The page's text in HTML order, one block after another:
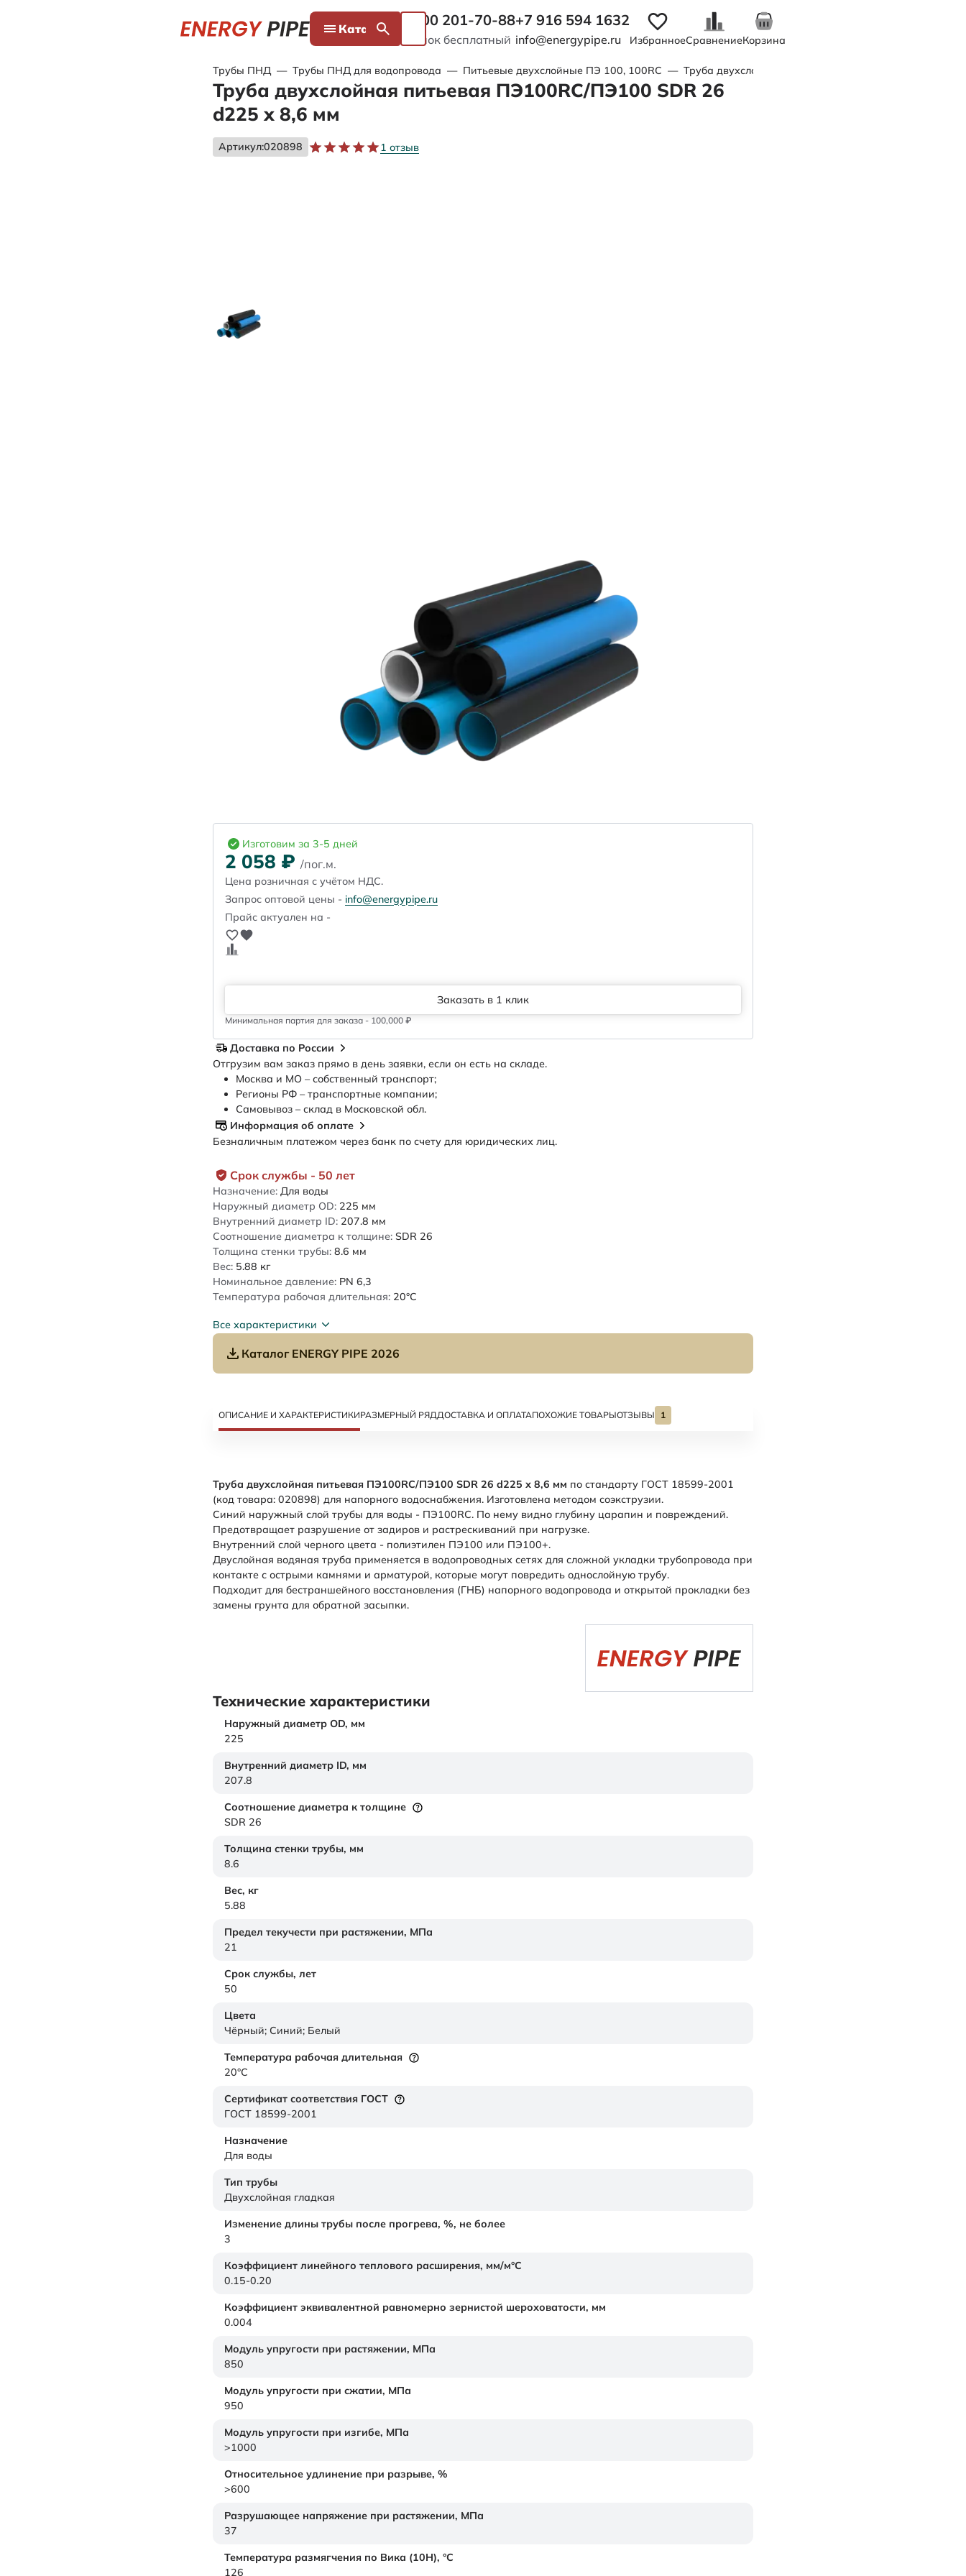
Каталог 8 800 201-70-88
Звонок бесплатный
+7 916 594 1632
info@energypipe.ru ИзбранноеСравнениеКорзина
Трубы ПНД — Трубы ПНД для водопровода — Питьевые двухслойные ПЭ 100, 100RC — Труба двухслойная питьевая ПЭ100RC/ПЭ100 SDR
Труба двухслойная питьевая ПЭ100RC/ПЭ100 SDR 26
d225 х 8,6 мм
Артикул:020898 1 отзыв
Срок службы - 50 лет
Назначение: Для воды
Наружный диаметр OD: 225 мм
Внутренний диаметр ID: 207.8 мм
Соотношение диаметра к толщине: SDR 26
Толщина стенки трубы: 8.6 мм
Вес: 5.88 кг
Номинальное давление: PN 6,3
Температура рабочая длительная: 20°C
Все характеристики
Каталог ENERGY PIPE 2026
Изготовим за 3-5 дней
2 058 ₽ /пог.м.
Цена розничная с учётом НДС.
Запрос оптовой цены - info@energypipe.ru
Прайс актуален на -
Заказать в 1 клик
Минимальная партия для заказа - 100,000 ₽
Доставка по России
Отгрузим вам заказ прямо в день заявки, если он есть на складе.
Москва и МО – собственный транспорт;
Регионы РФ – транспортные компании;
Самовывоз – склад в Московской обл.
Информация об оплате
Безналичным платежом через банк по счету для юридических лиц.
ОПИСАНИЕ И ХАРАКТЕРИСТИКИРАЗМЕРНЫЙ РЯДДОСТАВКА И ОПЛАТАПОХОЖИЕ ТОВАРЫОТЗЫВЫ 1
Труба двухслойная питьевая ПЭ100RC/ПЭ100 SDR 26 d225 х 8,6 мм по стандарту ГОСТ 18599-2001
(код товара: 020898) для напорного водоснабжения. Изготовлена методом соэкструзии.
Синий наружный слой трубы для воды - ПЭ100RC. По нему видно глубину царапин и повреждений.
Предотвращает разрушение от задиров и растрескиваний при нагрузке.
Внутренний слой черного цвета - полиэтилен ПЭ100 или ПЭ100+.
Двуслойная водяная труба применяется в водопроводных сетях для сложной укладки трубопровода при
контакте с острыми камнями и арматурой, которые могут повредить однослойную трубу.
Подходит для бестраншейного восстановления (ГНБ) напорного водопровода и открытой прокладки без
замены грунта для обратной засыпки.
Технические характеристики
Наружный диаметр OD, мм
225
Внутренний диаметр ID, мм
207.8
Соотношение диаметра к толщине
SDR 26
Толщина стенки трубы, мм
8.6
Вес, кг
5.88
Предел текучести при растяжении, МПа
21
Срок службы, лет
50
Цвета
Чёрный; Синий; Белый
Температура рабочая длительная
20°C
Сертификат соответствия ГОСТ
ГОСТ 18599-2001
Назначение
Для воды
Тип трубы
Двухслойная гладкая
Изменение длины трубы после прогрева, %, не более
3
Коэффициент линейного теплового расширения, мм/м°С
0.15-0.20
Коэффициент эквивалентной равномерно зернистой шероховатости, мм
0.004
Модуль упругости при растяжении, МПа
850
Модуль упругости при сжатии, МПа
950
Модуль упругости при изгибе, МПа
>1000
Относительное удлинение при разрыве, %
>600
Разрушающее напряжение при растяжении, МПа
37
Температура размягчения по Вика (10Н), °C
126